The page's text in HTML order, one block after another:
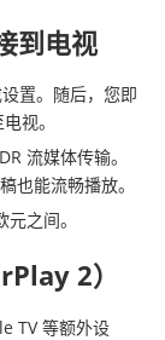
到电视
置。随后，您即
视。
流媒体传输。
也能流畅播放。
之间。
2）
TV 等额外设